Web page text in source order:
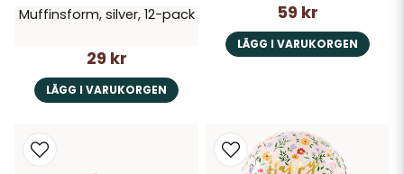
Muffinsform, silver, 12-pack
29 kr
LÄGG I VARUKORGEN
59 kr
LÄGG I VARUKORGEN